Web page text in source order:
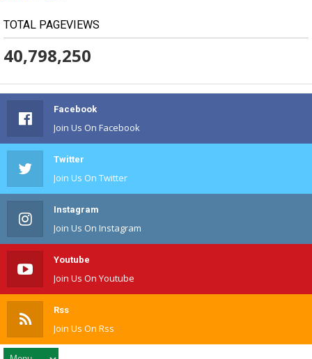
TOTAL PAGEVIEWS
40,798,250
Facebook
Join Us On Facebook
Twitter
Join Us On Twitter
Instagram
Join Us On Instagram
Youtube
Join Us On Youtube
Rss
Join Us On Rss